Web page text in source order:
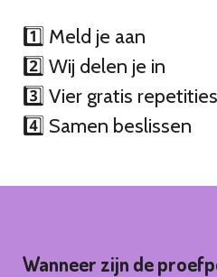
1️⃣ Meld je aan
2️⃣ Wij delen je in
3️⃣ Vier gratis repetities
4️⃣ Samen beslissen
Wanneer zijn de